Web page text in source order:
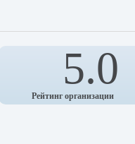
5.0
Рейтинг организации